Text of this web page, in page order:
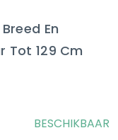
En
Tot 129 Cm
BESCHIKBAAR